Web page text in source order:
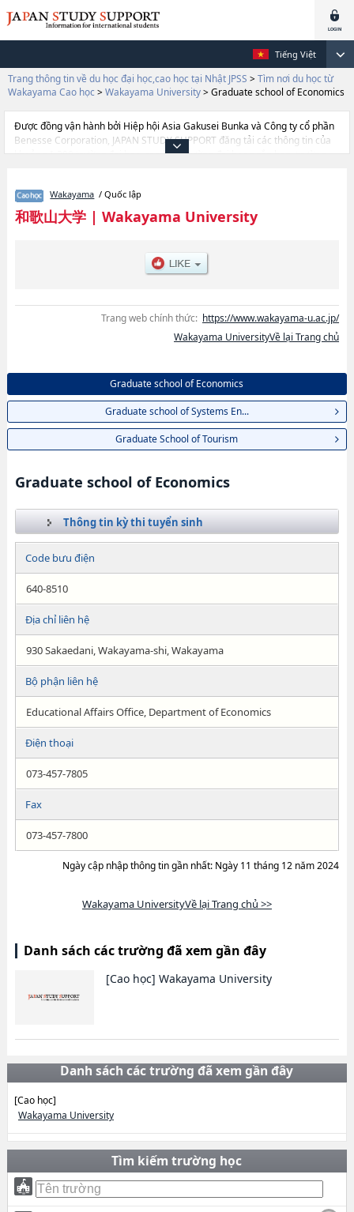
Tiếng Việt
Trang thông tin về du học đại học,cao học tại Nhật JPSS > Tìm nơi du học từ
Wakayama Cao học > Wakayama University> Graduate school of Economics
Được đồng vận hành bởi Hiệp hội Asia Gakusei Bunka và Công ty cổ phần
Benesse Corporation, JAPAN STUDY SUPPORT đăng tải các thông tin của
khoảng 1.300 trường đại học, cao học, trường đại học ngắn hạn, trường
cần thiết dành cho du học sinh, như là về các Graduate school of
EconomicshoặcGraduate school of Systems EngineeringhoặcGraduate
School of Tourism, thông tin về từng khoa nghiên cứu, thông tin liên quan
thiết bị, hướng dẫn địa điểm v.v...
Wakayama / Quốc lập
和歌山大学| Wakayama University
Trang web chính thức: https://www.wakayama-u.ac.jp/
Wakayama UniversityVề lại Trang chủ
Graduate school of Economics
Graduate school of Systems En...
Graduate School of Tourism
Graduate school of Economics
Thông tin kỳ thi tuyển sinh
Code bưu điện
640-8510
Địa chỉ liên hệ
930 Sakaedani, Wakayama-shi, Wakayama
Bộ phận liên hệ
Educational Affairs Office, Department of Economics
Điện thoại
073-457-7805
Fax
073-457-7800
Ngày cập nhập thông tin gần nhất: Ngày 11 tháng 12 năm 2024
Wakayama UniversityVề lại Trang chủ >>
Danh sách các trường đã xem gần đây
[Cao học] Wakayama University
Danh sách các trường đã xem gần đây
[Cao học]
Wakayama University
Tìm kiếm trường học